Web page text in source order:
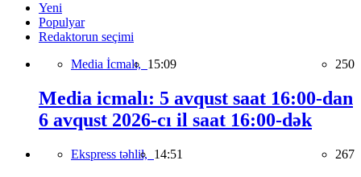
Yeni
Populyar
Redaktorun seçimi
Media İcmalı, 15:09 250
Media icmalı: 5 avqust saat 16:00-dan
6 avqust 2026-cı il saat 16:00-dək
Ekspress təhlil, 14:51 267